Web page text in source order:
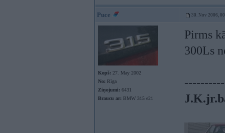
Puce 30. Nov 2006,
Kopš: 27. May 2002
No: Rīga
Ziņojumi: 6431
Braucu ar: BMW 315 e21
Pirms
300Ls